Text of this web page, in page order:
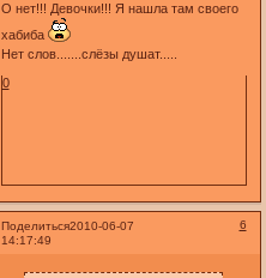
О нет!!! Девочки!!! Я нашла там своего
хабиба
Нет слов.......слёзы душат.....
0
Поделиться 6
2010-06-07
14:17:49